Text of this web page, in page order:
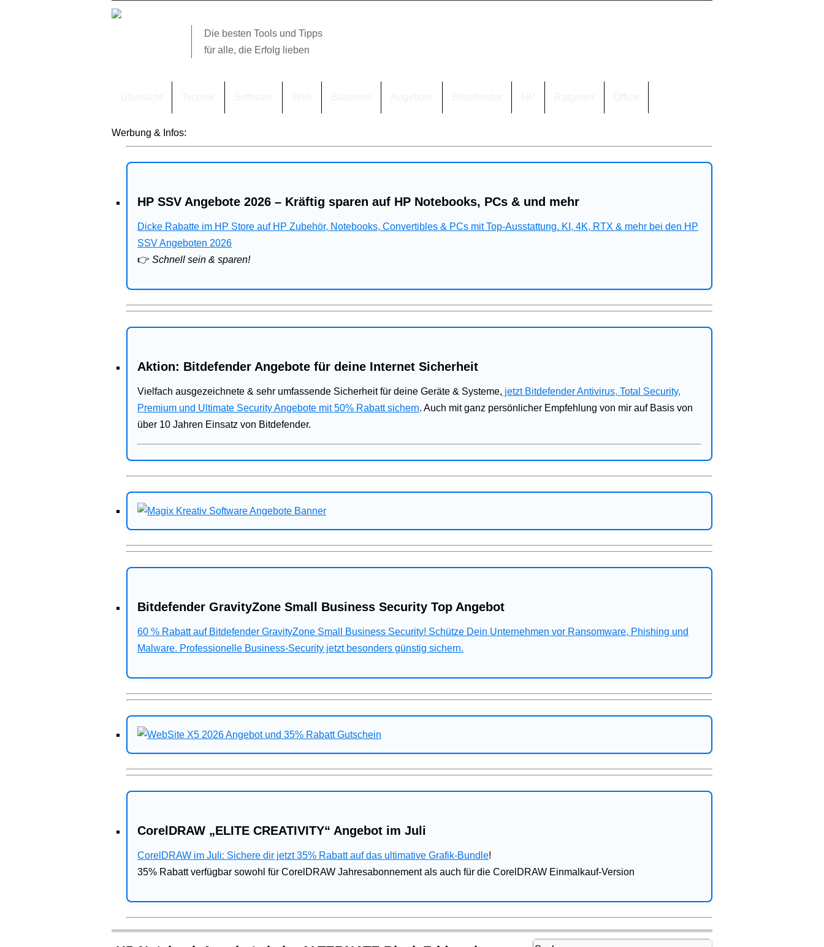
Die besten Tools und Tipps
für alle, die Erfolg lieben
Werbung & Infos:
HP SSV Angebote 2026 – Kräftig sparen auf HP Notebooks, PCs & und mehr
Dicke Rabatte im HP Store auf HP Zubehör, Notebooks, Convertibles & PCs mit Top-Ausstattung. KI, 4K, RTX & mehr bei den HP
SSV Angeboten 2026
👉 Schnell sein & sparen!
Aktion: Bitdefender Angebote für deine Internet Sicherheit
Vielfach ausgezeichnete & sehr umfassende Sicherheit für deine Geräte & Systeme, jetzt Bitdefender Antivirus, Total Security,
Premium und Ultimate Security Angebote mit 50% Rabatt sichern. Auch mit ganz persönlicher Empfehlung von mir auf Basis von
über 10 Jahren Einsatz von Bitdefender.
Bitdefender GravityZone Small Business Security Top Angebot
60 % Rabatt auf Bitdefender GravityZone Small Business Security! Schütze Dein Unternehmen vor Ransomware, Phishing und
Malware. Professionelle Business-Security jetzt besonders günstig sichern.
CorelDRAW „ELITE CREATIVITY“ Angebot im Juli
CorelDRAW im Juli: Sichere dir jetzt 35% Rabatt auf das ultimative Grafik-Bundle!
35% Rabatt verfügbar sowohl für CorelDRAW Jahresabonnement als auch für die CorelDRAW Einmalkauf-Version